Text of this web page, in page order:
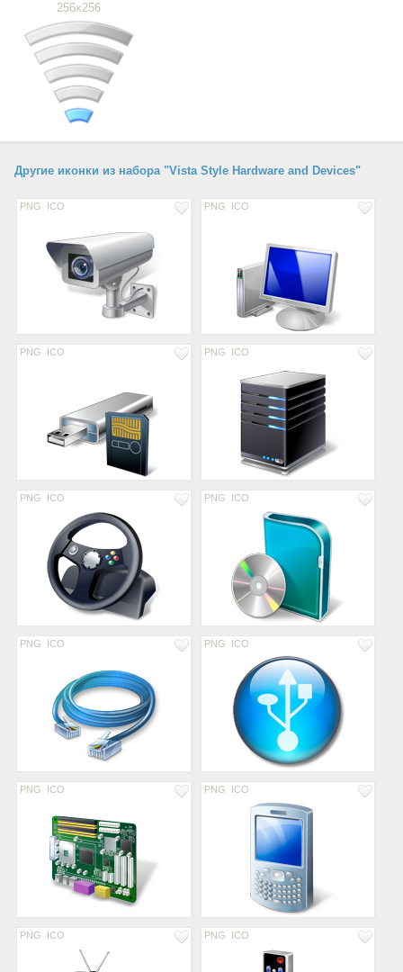
256x256
Другие иконки из набора "Vista Style Hardware and Devices"
PNG ICO PNG ICO
PNG ICO PNG ICO
PNG ICO PNG ICO
PNG ICO PNG ICO
PNG ICO PNG ICO
PNG ICO PNG ICO